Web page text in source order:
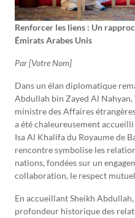
Renforcer les liens : Un
Émirats Arabes Unis
Par [Votre Nom]
Dans un élan diplomatique
Abdullah bin Zayed Al
ministre des Affaires
a été chaleureusement
Isa Al Khalifa du Royaume de
rencontre symbolise les
nations, fondées sur un
collaboration, le respect
En accueillant Sheikh
profondeur historique des